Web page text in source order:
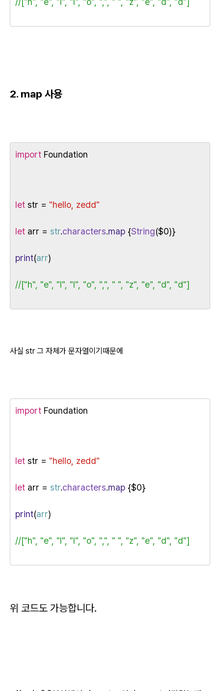
2. map 사용
import Foundation
let str = "hello, zedd"
let arr = str.characters.map {String($0)}
print(arr)
//["h", "e", "l", "l", "o", ",", " ", "z", "e", "d", "d"]
사실 str 그 자체가 문자열이기때문에
import Foundation
let str = "hello, zedd"
let arr = str.characters.map {$0}
print(arr)
//["h", "e", "l", "l", "o", ",", " ", "z", "e", "d", "d"]
위 코드도 가능합니다.